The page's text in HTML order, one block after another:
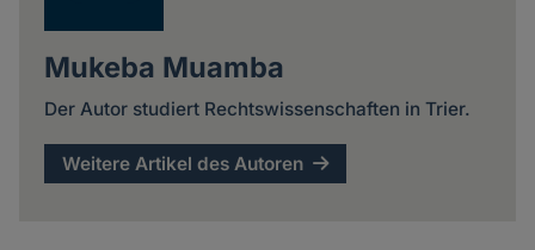
Mukeba Muamba
Der Autor studiert Rechtswissenschaften in Trier.
Weitere Artikel des Autoren